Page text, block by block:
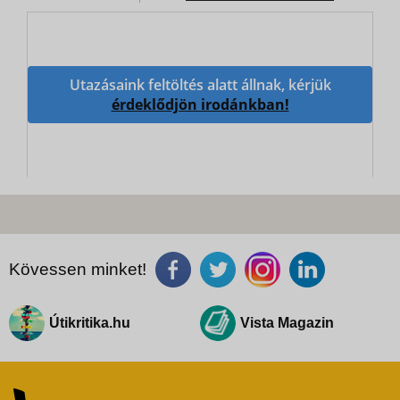
Utazásaink feltöltés alatt állnak, kérjük
érdeklődjön irodánkban!
Kövessen minket!
Útikritika.hu Vista Magazin